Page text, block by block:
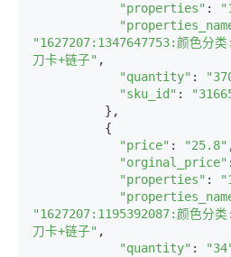
"properties" :
"1627207:1347647753:颜色分类
刀卡+链子" ,
"quantity" :
"sku_id" :
"price" : "25.8"
"orginal_price"
"properties" :
"1627207:1195392087:颜色分类
刀卡+链子" ,
"quantity" :